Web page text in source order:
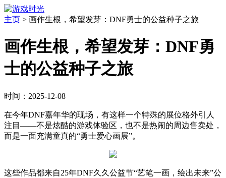
主页 > 画作生根，希望发芽：DNF勇士的公益种子之旅
画作生根，希望发芽：DNF勇
士的公益种子之旅
时间：2025-12-08
在今年DNF嘉年华的现场，有这样一个特殊的展位格外引人
注目——不是炫酷的游戏体验区，也不是热闹的周边售卖处，
而是一面充满童真的“勇士爱心画展”。
这些作品都来自25年DNF久久公益节“艺笔一画，绘出未来”公